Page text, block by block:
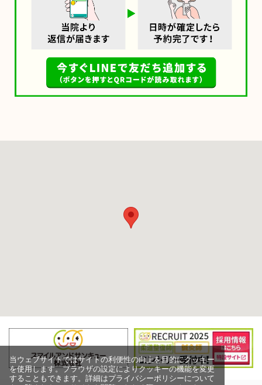
当ウェブサイトではサイトの利便性の向上を目的にクッキー
を使用します。ブラウザの設定によりクッキーの機能を変更
することもできます。詳細はプライバシーポリシーについて